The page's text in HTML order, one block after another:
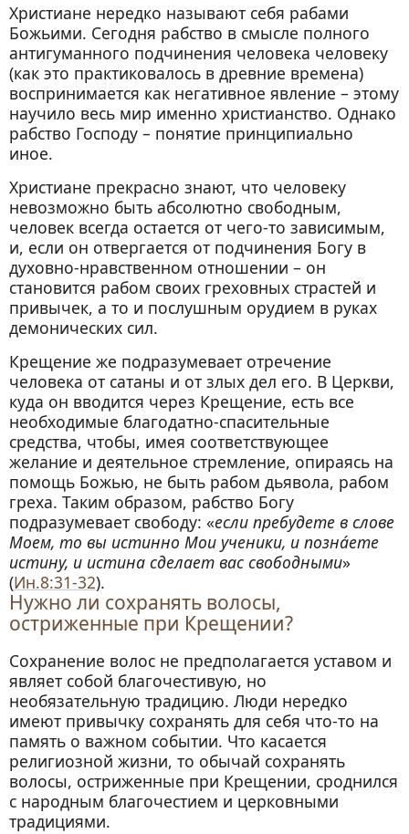
Христиане нередко называют себя рабами
Божьими. Сегодня рабство в смысле полного
антигуманного подчинения человека человеку
(как это практиковалось в древние времена)
воспринимается как негативное явление – этому
научило весь мир именно христианство. Однако
рабство Господу – понятие принципиально
иное.
Христиане прекрасно знают, что человеку
невозможно быть абсолютно свободным,
человек всегда остается от чего-то зависимым,
и, если он отвергается от подчинения Богу в
духовно-нравственном отношении – он
становится рабом своих греховных страстей и
привычек, а то и послушным орудием в руках
демонических сил.
Крещение же подразумевает отречение
человека от сатаны и от злых дел его. В Церкви,
куда он вводится через Крещение, есть все
необходимые благодатно-спасительные
средства, чтобы, имея соответствующее
желание и деятельное стремление, опираясь на
помощь Божью, не быть рабом дьявола, рабом
греха. Таким образом, рабство Богу
подразумевает свободу: «если пребудете в слове
Моем, то вы истинно Мои ученики, и позна́ете
истину, и истина сделает вас свободными»
(Ин.8:31-32).
Нужно ли сохранять волосы,
остриженные при Крещении?
Сохранение волос не предполагается уставом и
являет собой благочестивую, но
необязательную традицию. Люди нередко
имеют привычку сохранять для себя что-то на
память о важном событии. Что касается
религиозной жизни, то обычай сохранять
волосы, остриженные при Крещении, сроднился
с народным благочестием и церковными
традициями.